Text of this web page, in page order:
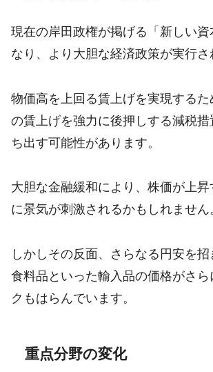
現在の岸田政権が掲げる「新しい
なり、より大胆な経済政策が実行さ
物価高を上回る賃上げを実現する
の賃上げを強力に後押しする減税
ち出す可能性があります。
大胆な金融緩和により、株価が上
に景気が刺激されるかもしれません
しかしその反面、さらなる円安を
食料品といった輸入品の価格がさら
クもはらんでいます。
重点分野の変化